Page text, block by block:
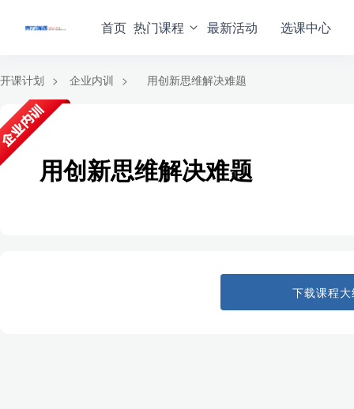
首页 热门课程 最新活动 选课中心
开课计划 > 企业内训 > 用创新思维解决难题
用创新思维解决难题
下载课程